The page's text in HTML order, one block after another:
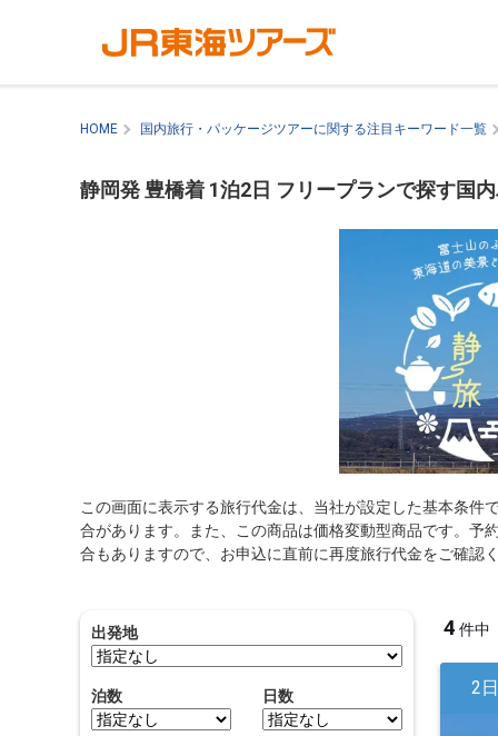
HOME 国内旅行・パッケージツアーに関する注目キーワード一覧
静岡発 豊橋着 1泊2日 フリープランで探す国
この画面に表示する旅行代金は、当社が設定した基本条
合があります。また、この商品は価格変動型商品です。予
合もありますので、お申込に直前に再度旅行代金をご確認
出発地
泊数 日数
4 件中
2